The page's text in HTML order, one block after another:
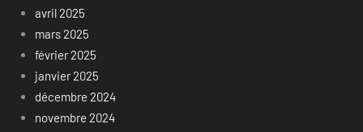
avril 2025
mars 2025
février 2025
janvier 2025
décembre 2024
novembre 2024